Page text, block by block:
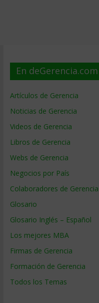
En deGerencia.com
Artículos de Gerencia
Noticias de Gerencia
Videos de Gerencia
Libros de Gerencia
Webs de Gerencia
Negocios por País
Colaboradores de Gerencia
Glosario
Glosario Inglés – Español
Los mejores MBA
Firmas de Gerencia
Formación de Gerencia
Todos los Temas